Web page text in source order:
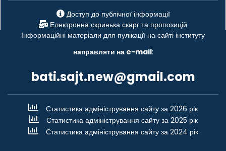
Доступ до публічної інформації
Електронна скринька скарг та пропозицій
Інформаційні матеріали для пулікації на сайті інституту
направляти на e-mail:
bati.sajt.new@gmail.com
Статистика адміністрування сайту за 2026 рік
Статистика адміністрування сайту за 2025 рік
Статистика адміністрування сайту за 2024 рік